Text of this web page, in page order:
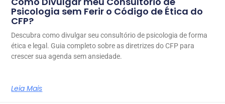
Psicologia sem Ferir o Código de Ética do
CFP?
Descubra como divulgar seu consultório de psicologia de forma
ética e legal. Guia completo sobre as diretrizes do CFP para
crescer sua agenda sem ansiedade.
Leia Mais